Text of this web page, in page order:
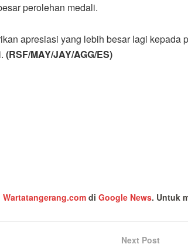
perolehan medali.
apresiasi yang lebih besar lagi kepada
(RSF/MAY/JAY/AGG/ES)
Wartatangerang.comdi Google News. Untuk
Next Post